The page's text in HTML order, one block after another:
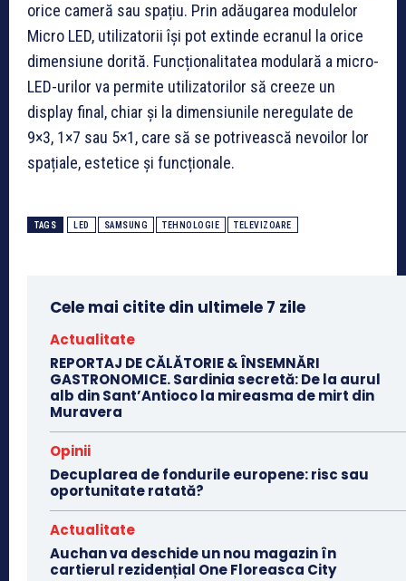
orice cameră sau spațiu. Prin adăugarea modulelor
Micro LED, utilizatorii își pot extinde ecranul la orice
dimensiune dorită. Funcționalitatea modulară a micro-
LED-urilor va permite utilizatorilor să creeze un
display final, chiar și la dimensiunile neregulate de
9×3, 1×7 sau 5×1, care să se potrivească nevoilor lor
spațiale, estetice și funcționale.
TAGS LED SAMSUNG TEHNOLOGIE TELEVIZOARE
Cele mai citite din ultimele 7 zile
Actualitate
REPORTAJ DE CĂLĂTORIE & ÎNSEMNĂRI
GASTRONOMICE. Sardinia secretă: De la aurul
alb din Sant’Antioco la mireasma de mirt din
Muravera
Opinii
Decuplarea de fondurile europene: risc sau
oportunitate ratată?
Actualitate
Auchan va deschide un nou magazin în
cartierul rezidențial One Floreasca City